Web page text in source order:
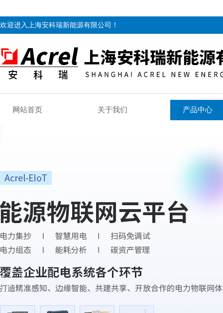
欢迎进入上海安科瑞新能源有限公司！
网站首页 关于我们 产品中心